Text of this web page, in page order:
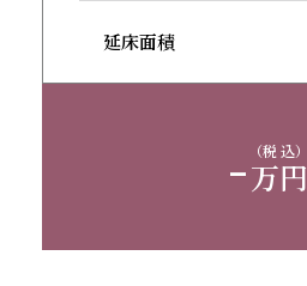
延床面積
-万円
（税 込）